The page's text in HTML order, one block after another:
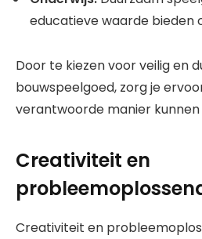
educatieve waarde bieden
Door te kiezen voor veilig en
bouwspeelgoed, zorg je
verantwoorde manier kunnen
Creativiteit en
Creativiteit en